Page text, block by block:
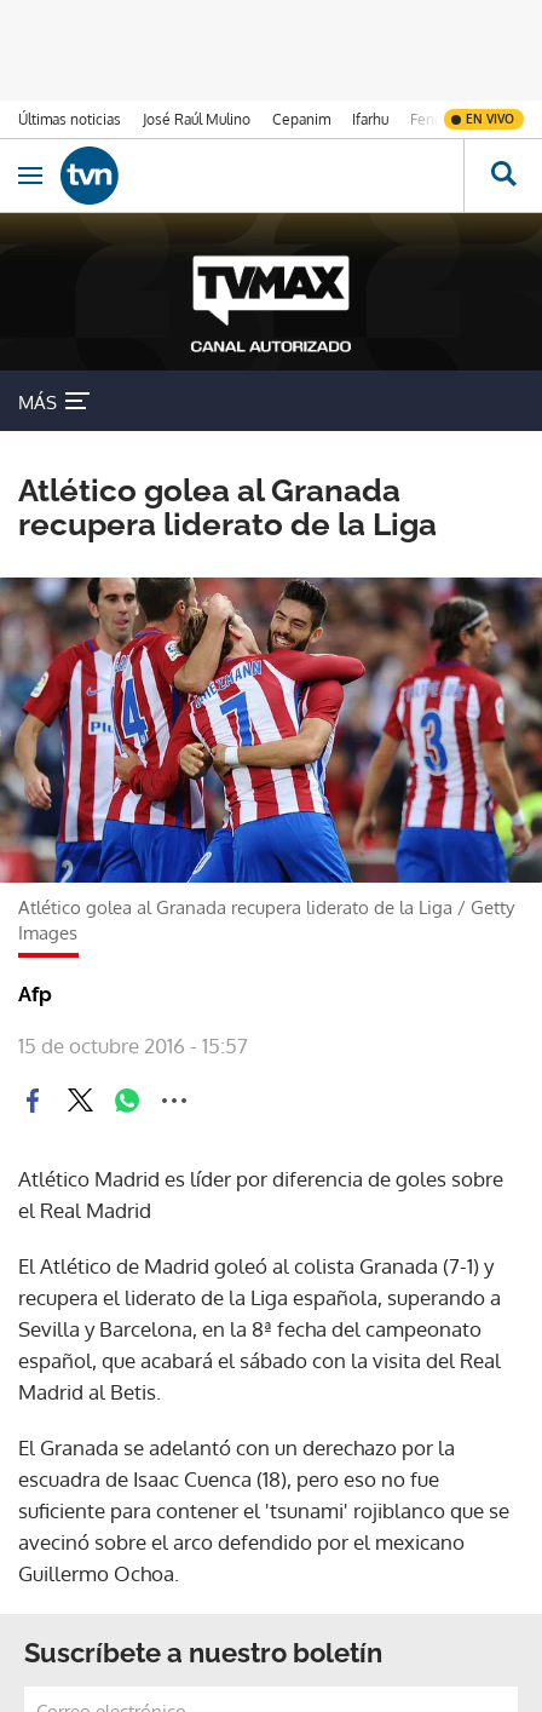
Últimas noticias José Raúl Mulino Cepanim Ifarhu Fenómeno de El
EN VIVO
Ir al contenido
Obrir navegació
MÁS
Atlético golea al Granada
recupera liderato de la Liga
Atlético golea al Granada recupera liderato de la Liga / Getty
Images
Afp
15 de octubre 2016 - 15:57
Atlético Madrid es líder por diferencia de goles sobre
el Real Madrid
El Atlético de Madrid goleó al colista Granada (7-1) y
recupera el liderato de la Liga española, superando a
Sevilla y Barcelona, en la 8ª fecha del campeonato
español, que acabará el sábado con la visita del Real
Madrid al Betis.
El Granada se adelantó con un derechazo por la
escuadra de Isaac Cuenca (18), pero eso no fue
suficiente para contener el 'tsunami' rojiblanco que se
avecinó sobre el arco defendido por el mexicano
Guillermo Ochoa.
Suscríbete a nuestro boletín